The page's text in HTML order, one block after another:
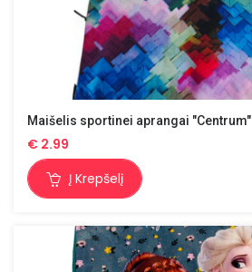
Maišelis sportinei aprangai "Centrum"
€ 2.99
Į Krepšelį